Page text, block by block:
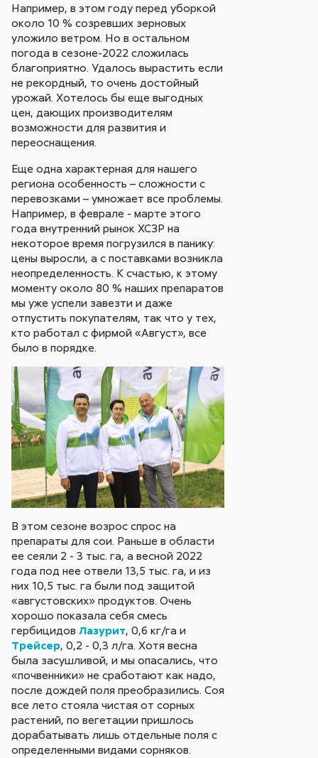
Например, в этом году перед уборкой
около 10 % созревших зерновых
уложило ветром. Но в остальном
погода в сезоне-2022 сложилась
благоприятно. Удалось вырастить если
не рекордный, то очень достойный
урожай. Хотелось бы еще выгодных
цен, дающих производителям
возможности для развития и
переоснащения.
Еще одна характерная для нашего
региона особенность – сложности с
перевозками – умножает все проблемы.
Например, в феврале - марте этого
года внутренний рынок ХСЗР на
некоторое время погрузился в панику:
цены выросли, а с поставками возникла
неопределенность. К счастью, к этому
моменту около 80 % наших препаратов
мы уже успели завезти и даже
отпустить покупателям, так что у тех,
кто работал с фирмой «Август», все
было в порядке.
В этом сезоне возрос спрос на
препараты для сои. Раньше в области
ее сеяли 2 - 3 тыс. га, а весной 2022
года под нее отвели 13,5 тыс. га, и из
них 10,5 тыс. га были под защитой
«августовских» продуктов. Очень
хорошо показала себя смесь
гербицидовЛазурит, 0,6 кг/га и
Трейсер, 0,2 - 0,3 л/га. Хотя весна
была засушливой, и мы опасались, что
«почвенники» не сработают как надо,
после дождей поля преобразились. Соя
все лето стояла чистая от сорных
растений, по вегетации пришлось
дорабатывать лишь отдельные поля с
определенными видами сорняков.